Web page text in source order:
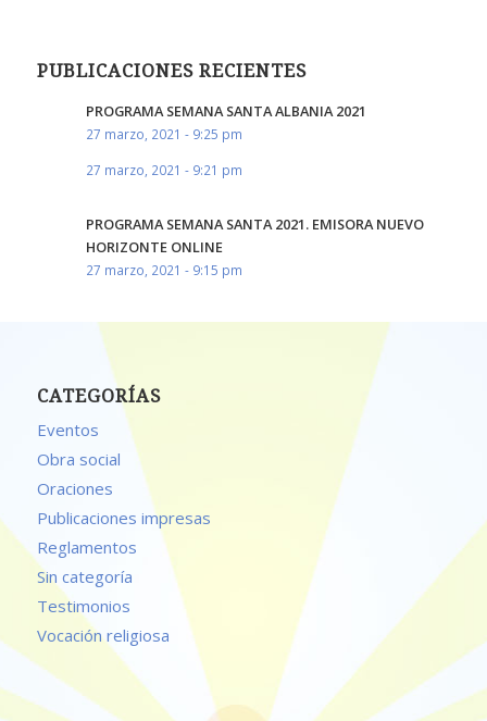
PUBLICACIONES RECIENTES
PROGRAMA SEMANA SANTA ALBANIA 2021
27 marzo, 2021 - 9:25 pm
27 marzo, 2021 - 9:21 pm
PROGRAMA SEMANA SANTA 2021. EMISORA NUEVO
HORIZONTE ONLINE
27 marzo, 2021 - 9:15 pm
CATEGORÍAS
Eventos
Obra social
Oraciones
Publicaciones impresas
Reglamentos
Sin categoría
Testimonios
Vocación religiosa